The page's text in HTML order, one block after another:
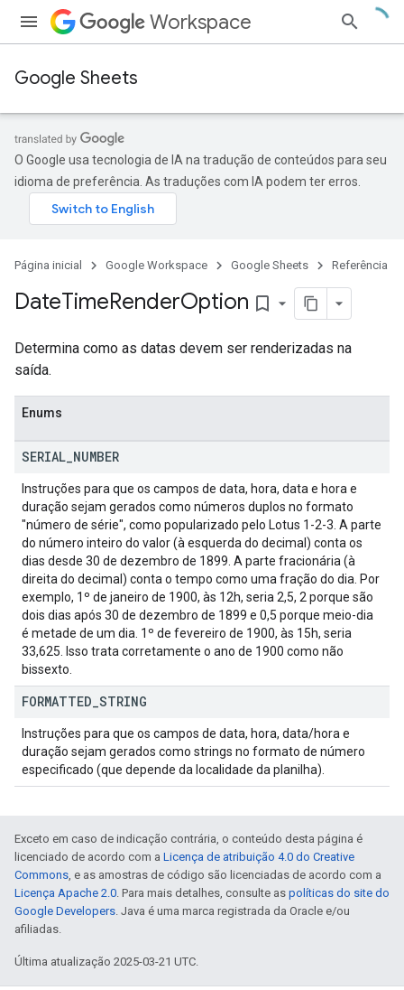
Workspace
Google Sheets
O Google usa tecnologia de IA na tradução de conteúdos para seu
idioma de preferência. As traduções com IA podem ter erros.
Página inicial Google Workspace Google Sheets Referência
DateTimeRenderOption bookmark_border
Determina como as datas devem ser renderizadas na
saída.
Enums
SERIAL NUMBER
Instruções para que os campos de data, hora, data e hora e
duração sejam gerados como números duplos no formato
"número de série", como popularizado pelo Lotus 1-2-3. A parte
do número inteiro do valor (à esquerda do decimal) conta os
dias desde 30 de dezembro de 1899. A parte fracionária (à
direita do decimal) conta o tempo como uma fração do dia. Por
exemplo, 1º de janeiro de 1900, às 12h, seria 2,5, 2 porque são
dois dias após 30 de dezembro de 1899 e 0,5 porque meio-dia
é metade de um dia. 1º de fevereiro de 1900, às 15h, seria
33,625. Isso trata corretamente o ano de 1900 como não
bissexto.
FORMATTED STRING
Instruções para que os campos de data, hora, data/hora e
duração sejam gerados como strings no formato de número
especificado (que depende da localidade da planilha).
Exceto em caso de indicação contrária, o conteúdo desta página é
licenciado de acordo com a Licença de atribuição 4.0 do Creative
Commons, e as amostras de código são licenciadas de acordo com a
Licença Apache 2.0. Para mais detalhes, consulte as políticas do site do
Google Developers. Java é uma marca registrada da Oracle e/ou
afiliadas.
Última atualização 2025-03-21 UTC.